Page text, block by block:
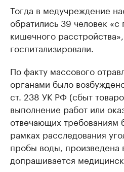
Тогда в медучреждение
обратились 39 человек «с
кишечного
госпитализировали.
По факту массового
органами было
ст. 238 УК РФ (сбыт
выполнение работ или
отвечающих требованиям
рамках расследования
пробы воды, произведена
допрашивается